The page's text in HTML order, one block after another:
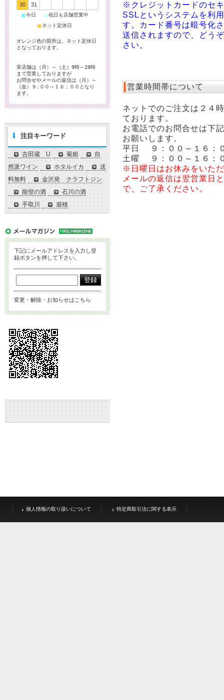
※クレジットカードのセ
SSLというシステムを利
す。カード番号は暗号化
送信されますので、どう
さい。
営業時間帯について
ネットでのご注文は２４
ております。
お電話でのお問合せは下
お願いします。
平日 ９：００～１６：
土曜 ９：００～１６：
※日曜日はお休みをいた
メールの返信は翌営業日
で、ご了承ください。
30
31
■今日 ■祝日も店舗営業中
■ネット定休日
オレンジ色の箇所は、ネット定休日
となっております。
実店舗は（月）～（土）9時～20時
まで営業しておりますが
お問合せやメールの返信は（月）～
（金）９:００～１６：００となり
ます。
注目キーワード
吉田蔵 U 菊姫
自
然派ワイン
ホタルイカ
送
料無料
金沢発 クラフトジン
能登の酒
石川の酒
手取川
遊穂
下記にメールアドレスを入力し登
録ボタンを押して下さい。
変更・解除・お知らせはこちら
個人情報の取り扱いについて 特定商取引法に関する表示